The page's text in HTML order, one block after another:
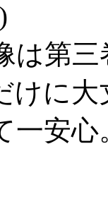
は第
けに
一安心